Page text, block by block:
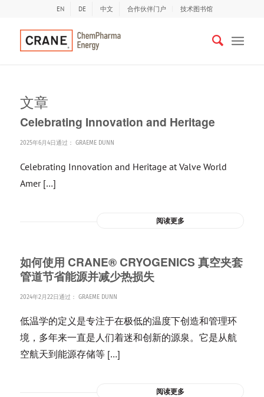
EN DE 中文 合作伙伴门户 技术图书馆
文章
Celebrating Innovation and Heritage
2025年6月4日通过： GRAEME DUNN
Celebrating Innovation and Heritage at Valve World
Amer […]
阅读更多
如何使用 CRANE® CRYOGENICS 真空夹套
管道节省能源并减少热损失
2024年2月22日通过： GRAEME DUNN
低温学的定义是专注于在极低的温度下创造和管理环
境，多年来一直是人们着迷和创新的源泉。它是从航
空航天到能源存储等 […]
阅读更多